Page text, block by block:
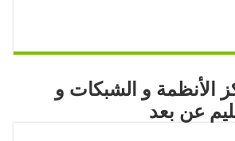
الأنظمة و الشبكات و
عن بعد